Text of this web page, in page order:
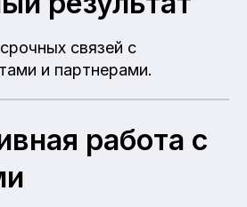
связей с
и партнерами.
работа с